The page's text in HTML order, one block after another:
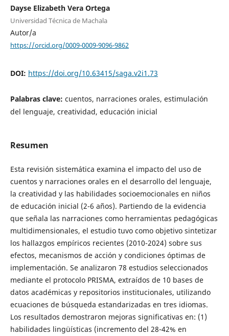
Dayse Elizabeth Vera Ortega
Universidad Técnica de Machala
Autor/a
https://orcid.org/0009-0009-9096-9862
DOI: https://doi.org/10.63415/saga.v2i1.73
Palabras clave: cuentos, narraciones orales, estimulación
del lenguaje, creatividad, educación inicial
Resumen
Esta revisión sistemática examina el impacto del uso de
cuentos y narraciones orales en el desarrollo del lenguaje,
la creatividad y las habilidades socioemocionales en niños
de educación inicial (2-6 años). Partiendo de la evidencia
que señala las narraciones como herramientas pedagógicas
multidimensionales, el estudio tuvo como objetivo sintetizar
los hallazgos empíricos recientes (2010-2024) sobre sus
efectos, mecanismos de acción y condiciones óptimas de
implementación. Se analizaron 78 estudios seleccionados
mediante el protocolo PRISMA, extraídos de 10 bases de
datos académicas y repositorios institucionales, utilizando
ecuaciones de búsqueda estandarizadas en tres idiomas.
Los resultados demostraron mejoras significativas en: (1)
habilidades lingüísticas (incremento del 28-42% en